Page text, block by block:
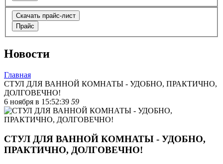
Скачать прайс-лист
Прайс
Новости
Главная
СТУЛ ДЛЯ ВАННОЙ КОМНАТЫ - УДОБНО, ПРАКТИЧНО,
ДОЛГОВЕЧНО!
6 ноября в 15:52:39 59
СТУЛ ДЛЯ ВАННОЙ КОМНАТЫ - УДОБНО,
ПРАКТИЧНО, ДОЛГОВЕЧНО!